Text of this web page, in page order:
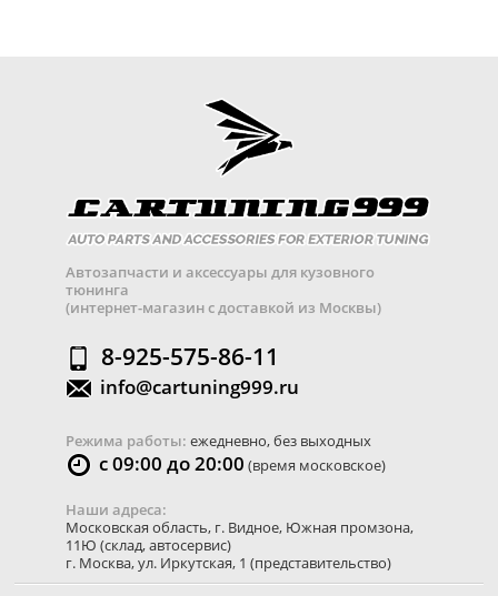
Автозапчасти и аксессуары для кузовного
тюнинга
(интернет-магазин с доставкой из Москвы)
8-925-575-86-11
info@cartuning999.ru
Режима работы: ежедневно, без выходных
с 09:00 до 20:00 (время московское)
Наши адреса:
Московская область, г. Видное, Южная промзона,
11Ю (склад, автосервис)
г. Москва,ул. Иркутская, 1 (представительство)